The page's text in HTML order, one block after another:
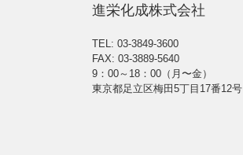
進栄化成株式会社
TEL: 03-3849-3600
FAX: 03-3889-5640
9：00～18：00（月〜金）
東京都足立区梅田5丁目17番12号